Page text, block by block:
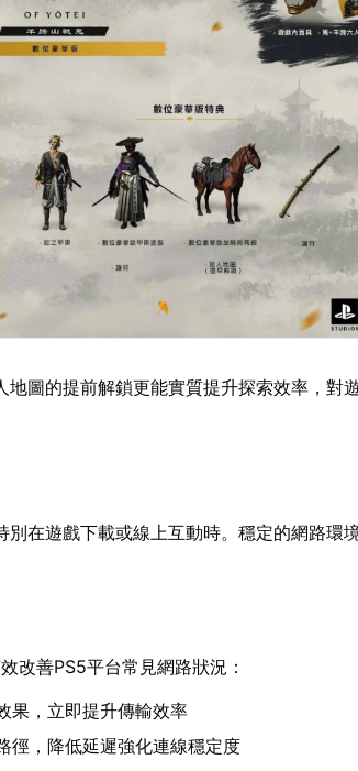
圖的提前解鎖更能實質提升探索效率，對
在遊戲下載或線上互動時。穩定的網路環
改善PS5平台常見網路狀況：
果，立即提升傳輸效率
徑，降低延遲強化連線穩定度